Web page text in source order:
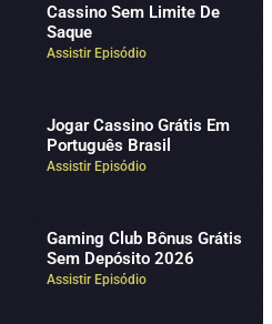
Cassino Sem Limite De
Saque
Assistir Episódio
Jogar Cassino Grátis Em
Português Brasil
Assistir Episódio
Gaming Club Bônus Grátis
Sem Depósito 2026
Assistir Episódio